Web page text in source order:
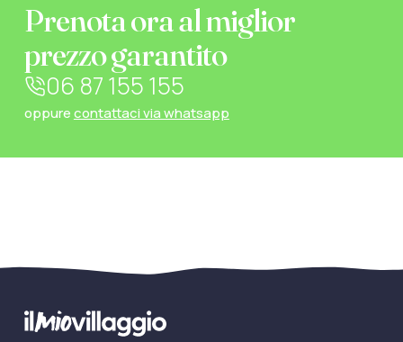
Prenota ora al miglior
prezzo garantito
06 87 155 155
oppurecontattaci via whatsapp